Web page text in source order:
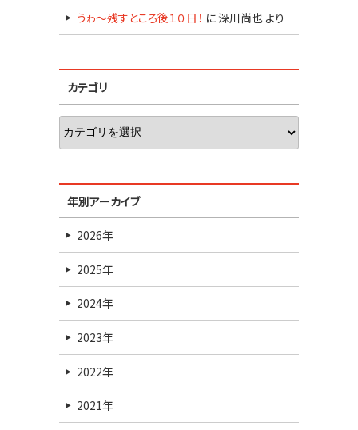
うゎ～残すところ後１０日！ に 深川尚也 より
カテゴリ
年別アーカイブ
2026年
2025年
2024年
2023年
2022年
2021年